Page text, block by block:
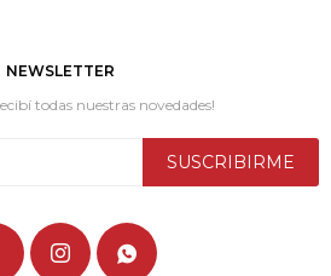
NEWSLETTER
todas nuestras novedades!
SUSCRIBIRME
 